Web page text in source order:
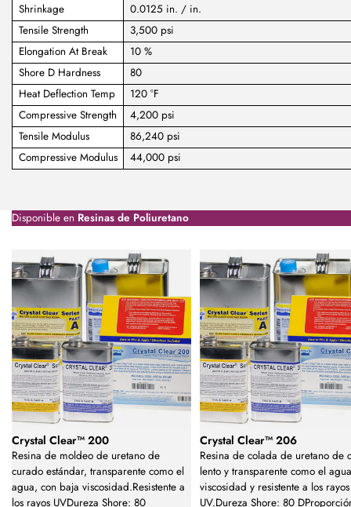
Shrinkage
0.0125 in. / in.
Tensile Strength
3,500 psi
Elongation At Break
10 %
Shore D Hardness
80
Heat Deflection Temp
120 °F
Compressive Strength
4,200 psi
Tensile Modulus
86,240 psi
Compressive Modulus
44,000 psi
Disponible en Resinas de Poliuretano
Crystal Clear™ 200
Resina de moldeo de uretano de
curado estándar, transparente como el
agua, con baja viscosidad.Resistente a
los rayos UVDureza Shore: 80
Crystal Clear™ 206
Resina de colada de uretano de
lento y transparente como el
viscosidad y resistente a los rayos
UV.Dureza Shore: 80